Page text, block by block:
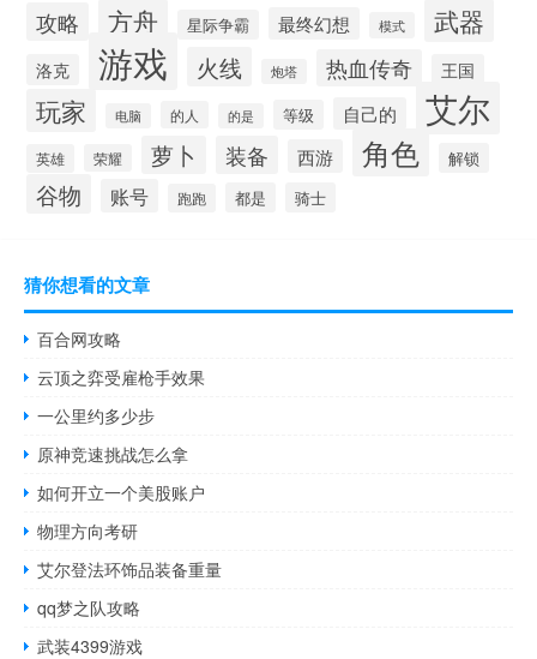
攻略
方舟 星际争霸 最终幻想 模式 武器
洛克 游戏 火线 炮塔 热血传奇 王国
玩家 电脑 的人 的是 等级 自己的 艾尔
英雄 荣耀 萝卜 装备 西游 角色 解锁
谷物 账号 跑跑 都是 骑士
猜你想看的文章
百合网攻略
云顶之弈受雇枪手效果
一公里约多少步
原神竞速挑战怎么拿
如何开立一个美股账户
物理方向考研
艾尔登法环饰品装备重量
qq梦之队攻略
武装4399游戏